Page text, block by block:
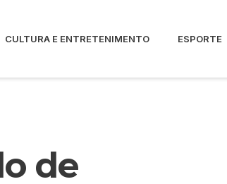
CULTURA E ENTRETENIMENTO ESPORTE
de